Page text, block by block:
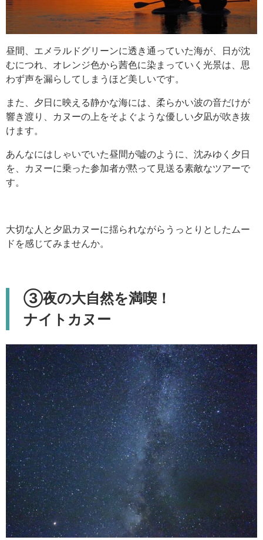
昼間、エメラルドグリーンに透き通っていた海が、日が沈
むにつれ、オレンジ色から茜色に染まっていく光景は、思
わず声を漏らしてしまうほど美しいです。
また、夕日に映える静かな海には、柔らかい波の音だけが
響き渡り、カヌーの上をそよぐような優しい夕凪が吹き抜
けます。
あんなにはしゃいでいた昼間が嘘のように、沈みゆく夕日
を、カヌーに乗った参加者が黙って見送る素敵なツアーで
す。
大切な人と夕凪カヌーに揺られながらうっとりとしたムー
ドを感じてみませんか。
③夜の大自然を満喫！
ナイトカヌー